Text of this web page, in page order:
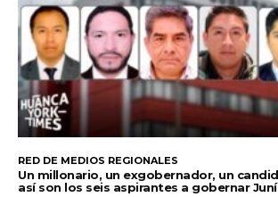
RED DE MEDIOS REGIONALES
Un millonario, un exgobernador, un
así son los seis aspirantes a gobernar